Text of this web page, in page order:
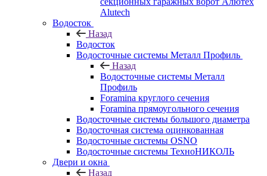
Alutech
Водосток
Назад
Водосток
Водосточные системы Металл Профиль
Назад
Водосточные системы Металл
Профиль
Foramina круглого сечения
Foramina прямоугольного сечения
Водосточные системы большого диаметра
Водосточная система оцинкованная
Водосточные системы OSNO
Водосточные системы ТехноНИКОЛЬ
Двери и окна
Назад